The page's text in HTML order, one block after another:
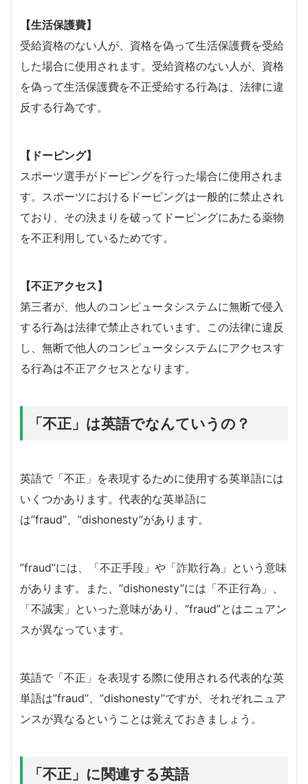
【生活保護費】
受給資格のない人が、資格を偽って生活保護費を受給
した場合に使用されます。受給資格のない人が、資格
を偽って生活保護費を不正受給する行為は、法律に違
反する行為です。
【ドーピング】
スポーツ選手がドーピングを行った場合に使用されま
す。スポーツにおけるドーピングは一般的に禁止され
ており、その決まりを破ってドーピングにあたる薬物
を不正利用しているためです。
【不正アクセス】
第三者が、他人のコンピュータシステムに無断で侵入
する行為は法律で禁止されています。この法律に違反
し、無断で他人のコンピュータシステムにアクセスす
る行為は不正アクセスとなります。
「不正」は英語でなんていうの？
英語で「不正」を表現するために使用する英単語には
いくつかあります。代表的な英単語に
は”fraud”、”dishonesty”があります。
”fraud”には、「不正手段」や「詐欺行為」という意味
があります。また、”dishonesty”には「不正行為」、
「不誠実」といった意味があり、”fraud”とはニュアン
スが異なっています。
英語で「不正」を表現する際に使用される代表的な英
単語は”fraud”、”dishonesty”ですが、それぞれニュア
ンスが異なるということは覚えておきましょう。
「不正」に関連する英語